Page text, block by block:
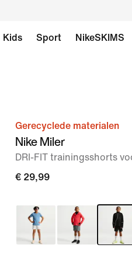
Kids Sport NikeSKIMS
afbeelding
Gerecyclede materialen
Nike Miler
DRI-FIT trainingsshorts
€ 29,99